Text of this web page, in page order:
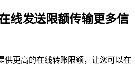
线发送限额传输更多信
供更高的在线转账限额，让您可以在